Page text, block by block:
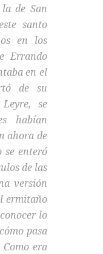
de San
santo
en los
Errando
en el
de su
se
habían
ahora de
se enteró
de las
versión
ermitaño
lo
pasa
era